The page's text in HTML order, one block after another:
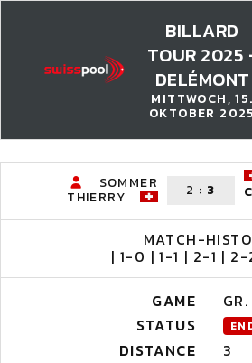
BILLARD
TOUR 2025
DELÉMONT
MITTWOCH, 15.
OKTOBER 2025
SOMMER
THIERRY 2 : 3
MATCH-
| 1-0 | 1-1 | 2-1 |
GAME
STATUS
DISTANCE
3